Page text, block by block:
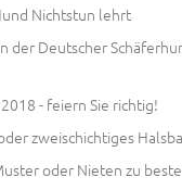
Nichtstun lehrt
der Deutscher
- feiern Sie richtig!
zweischichtiges
oder Nieten zu